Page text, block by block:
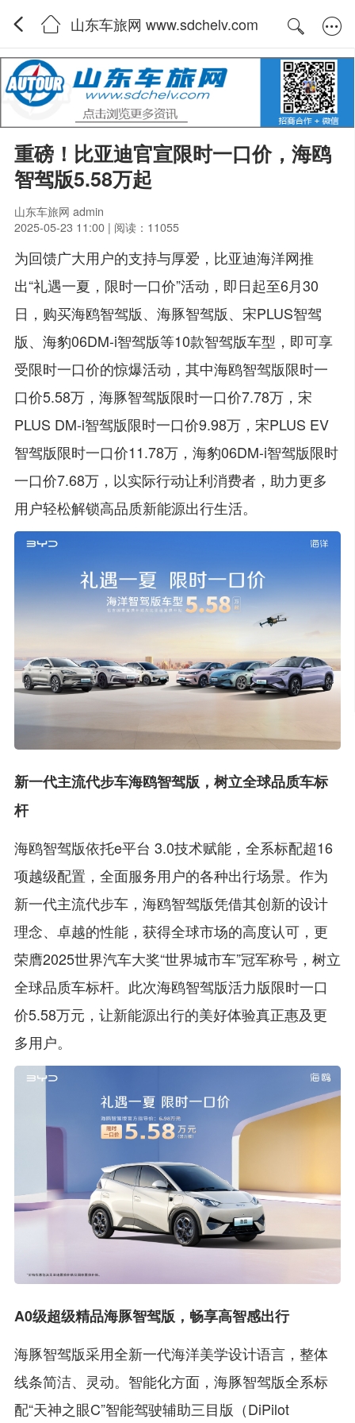
山东车旅网 www.sdchelv.com
重磅！比亚迪官宣限时一口价，海鸥
智驾版5.58万起
山东车旅网 admin
2025-05-23 11:00 | 阅读：11055
为回馈广大用户的支持与厚爱，比亚迪海洋网推
出“礼遇一夏，限时一口价”活动，即日起至6月30
日，购买海鸥智驾版、海豚智驾版、宋PLUS智驾
版、海豹06DM-i智驾版等10款智驾版车型，即可享
受限时一口价的惊爆活动，其中海鸥智驾版限时一
口价5.58万，海豚智驾版限时一口价7.78万，宋
PLUS DM-i智驾版限时一口价9.98万，宋PLUS EV
智驾版限时一口价11.78万，海豹06DM-i智驾版限时
一口价7.68万，以实际行动让利消费者，助力更多
用户轻松解锁高品质新能源出行生活。
新一代主流代步车海鸥智驾版，树立全球品质车标
杆
海鸥智驾版依托e平台 3.0技术赋能，全系标配超16
项越级配置，全面服务用户的各种出行场景。作为
新一代主流代步车，海鸥智驾版凭借其创新的设计
理念、卓越的性能，获得全球市场的高度认可，更
荣膺2025世界汽车大奖“世界城市车”冠军称号，树立
全球品质车标杆。此次海鸥智驾版活力版限时一口
价5.58万元，让新能源出行的美好体验真正惠及更
多用户。
A0级超级精品海豚智驾版，畅享高智感出行
海豚智驾版采用全新一代海洋美学设计语言，整体
线条简洁、灵动。智能化方面，海豚智驾版全系标
配“天神之眼C”智能驾驶辅助三目版（DiPilot